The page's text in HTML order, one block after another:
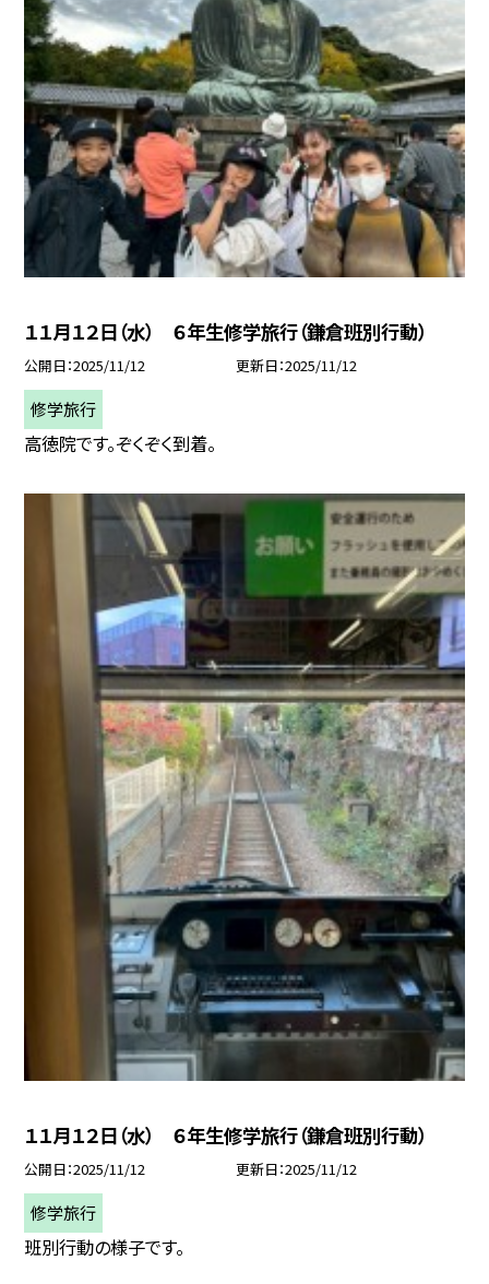
１１月１２日（水） ６年生修学旅行（鎌倉班別行動）
公開日 2025/11/12 更新日 2025/11/12
修学旅行
高徳院です。ぞくぞく到着。
１１月１２日（水） ６年生修学旅行（鎌倉班別行動）
公開日 2025/11/12 更新日 2025/11/12
修学旅行
班別行動の様子です。